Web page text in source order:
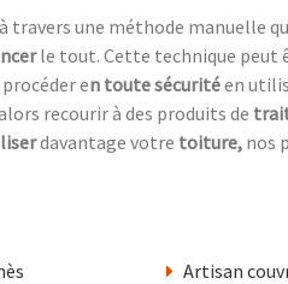
travers une méthode manuelle
le tout. Cette technique peut
en toute sécuritéen
recourir à des produits de
davantage votre toiture, nos
Artisan